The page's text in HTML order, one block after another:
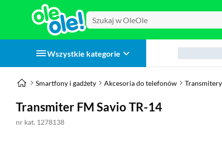
Wszystkie kategorie
Smartfony i gadżety Akcesoria do telefonów
Transmiter FM Savio TR-14
nr kat. 1278138